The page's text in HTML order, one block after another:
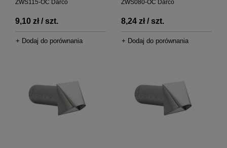
ZWS115-OC Darco
9,10 zł / szt.
+ Dodaj do porównania
ZWS080-OC Darco
8,24 zł / szt.
+ Dodaj do porównania